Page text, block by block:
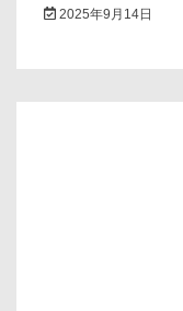
2025年9月14日